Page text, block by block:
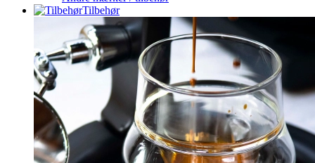
Tilbehør